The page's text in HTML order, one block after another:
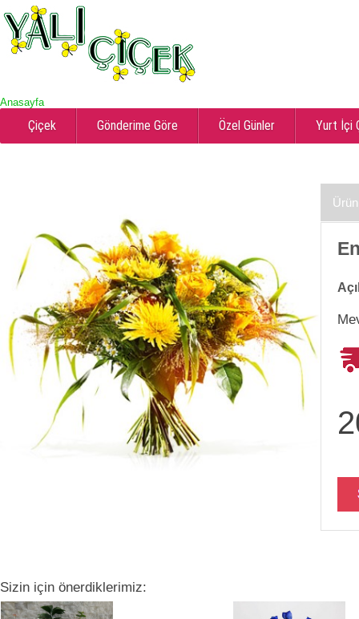
Anasayfa
Çiçek Gönderime Göre Özel Günler Yurt İçi
Sizin için önerdiklerimiz: